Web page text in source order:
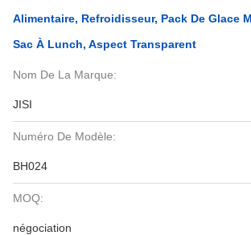
Alimentaire, Refroidisseur, Pack De Glace
Sac À Lunch, Aspect Transparent
Nom De La Marque:
JISI
Numéro De Modèle:
BH024
MOQ:
négociation